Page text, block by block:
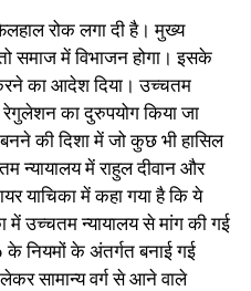
रोक लगा दी है। मुख्य
समाज में विभाजन होगा। इसके
का आदेश दिया। उच्चतम
का दुरुपयोग किया जा
की दिशा में जो कुछ भी हासिल
न्यायालय में राहुल दीवान और
याचिका में कहा गया है कि ये
में उच्चतम न्यायालय से मांग की गई
नियमों के अंतर्गत बनाई गई
सामान्य वर्ग से आने वाले